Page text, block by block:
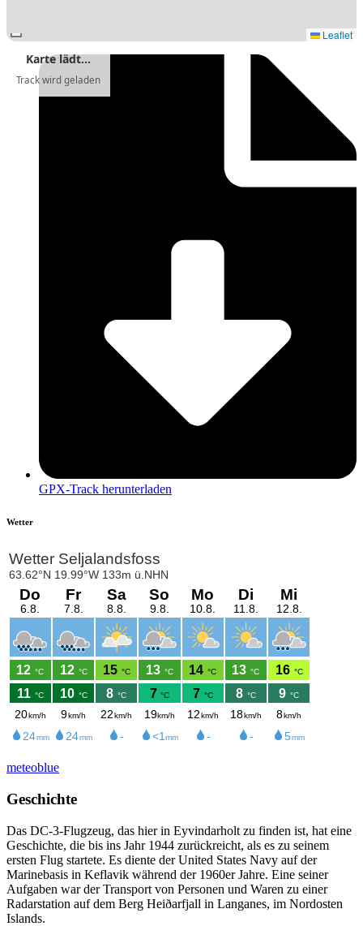
Leaflet
Karte lädt…
Track wird geladen
GPX-Track herunterladen
Wetter
meteoblue
Geschichte
Das DC-3-Flugzeug, das hier in Eyvindarholt zu finden ist, hat eine
Geschichte, die bis ins Jahr 1944 zurückreicht, als es zu seinem
ersten Flug startete. Es diente der United States Navy auf der
Marinebasis in Keflavik während der 1960er Jahre. Eine seiner
Aufgaben war der Transport von Personen und Waren zu einer
Radarstation auf dem Berg Heiðarfjall in Langanes, im Nordosten
Islands.